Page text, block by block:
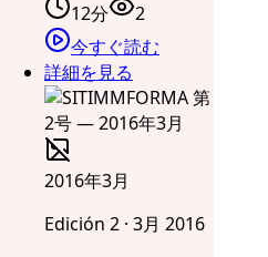
12分
2
今すぐ読む
詳細を見る
2016年3月
Edición 2 · 3月 2016